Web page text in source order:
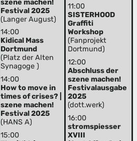
szene machen!
Festival 2025
(Langer August)
14:00
Kidical Mass
Dortmund
(Platz der Alten
Synagoge )
14:00
How to move in
times of crises? |
szene machen!
Festival 2025
(HANS A)
15:00
11:00
SISTERHOOD
Graffiti
Workshop
(Fanprojekt
Dortmund)
12:00
Abschluss der
szene machen!
Festivalausgabe
2025
(dott.werk)
16:00
stromspiesser
XVIII